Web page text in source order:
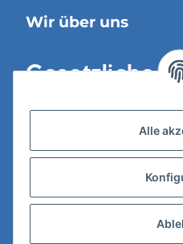
Wir über uns
Gesetzliche
Datenschutz
Alle